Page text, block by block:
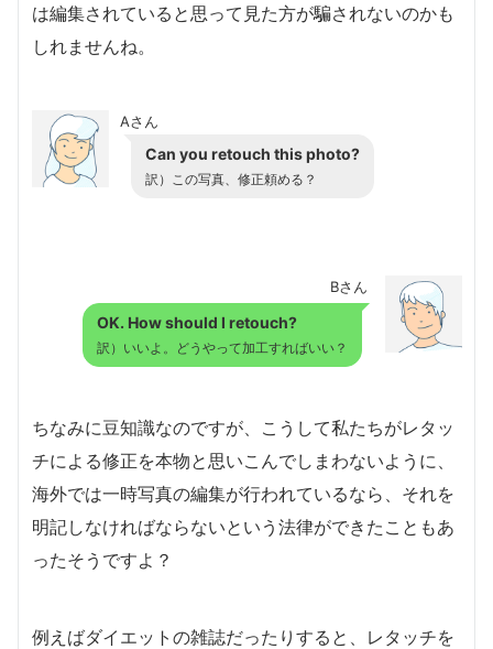
は編集されていると思って見た方が騙されないのかも
しれませんね。
Aさん
Can you retouch this photo?
訳）この写真、修正頼める？
Bさん
OK. How should I retouch?
訳）いいよ。どうやって加工すればいい？
ちなみに豆知識なのですが、こうして私たちがレタッ
チによる修正を本物と思いこんでしまわないように、
海外では一時写真の編集が行われているなら、それを
明記しなければならないという法律ができたこともあ
ったそうですよ？
例えばダイエットの雑誌だったりすると、レタッチを